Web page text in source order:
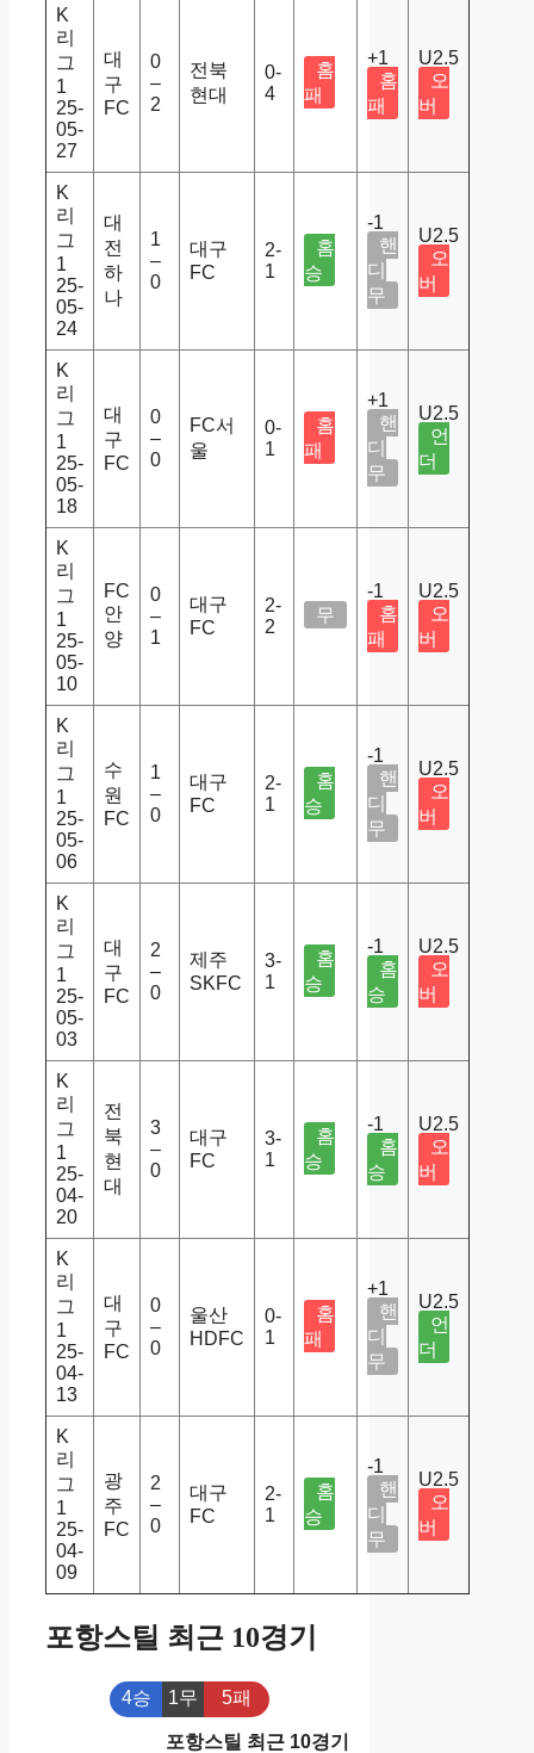
K
리
그
1
25-
05-
27
대
구
FC
0
–
2
전북
현대
0-
4
홈
패
+1
홈
패
U2.5
오
버
K
리
그
1
25-
05-
24
대
전
하
나
1
–
0
대구
FC
2-
1
홈
승
-1
핸
디
무
U2.5
오
버
K
리
그
1
25-
05-
18
대
구
FC
0
–
0
FC서
울
0-
1
홈
패
+1
핸
디
무
U2.5
언
더
K
리
그
1
25-
05-
10
FC
안
양
0
–
1
대구
FC
2-
2
무
-1
홈
패
U2.5
오
버
K
리
그
1
25-
05-
06
수
원
FC
1
–
0
대구
FC
2-
1
홈
승
-1
핸
디
무
U2.5
오
버
K
리
그
1
25-
05-
03
대
구
FC
2
–
0
제주
SKFC
3-
1
홈
승
-1
홈
승
U2.5
오
버
K
리
그
1
25-
04-
20
전
북
현
대
3
–
0
대구
FC
3-
1
홈
승
-1
홈
승
U2.5
오
버
K
리
그
1
25-
04-
13
대
구
FC
0
–
0
울산
HDFC
0-
1
홈
패
+1
핸
디
무
U2.5
언
더
K
리
그
1
25-
04-
09
광
주
FC
2
–
0
대구
FC
2-
1
홈
승
-1
핸
디
무
U2.5
오
버
포항스틸 최근 10경기
4승 1무 5패
포항스틸 최근 10경기